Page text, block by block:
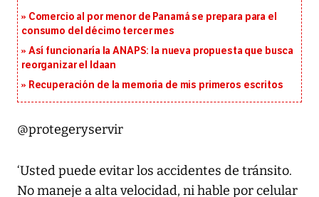
Comercio al por menor de Panamá se prepara para el
consumo del décimo tercer mes
Así funcionaría la ANAPS: la nueva propuesta que busca
reorganizar el Idaan
Recuperación de la memoria de mis primeros escritos
@protegeryservir
‘Usted puede evitar los accidentes de tránsito.
No maneje a alta velocidad, ni hable por celular